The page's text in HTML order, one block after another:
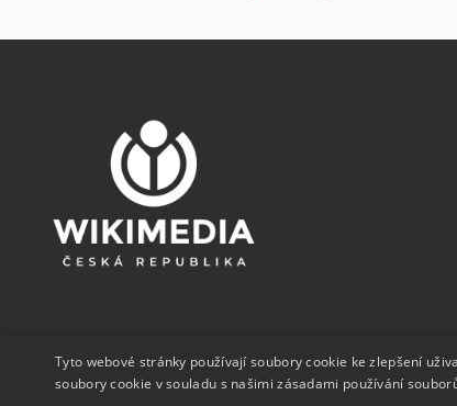
Tyto webové stránky používají soubory cookie ke zlepšení
soubory cookie v souladu s našimi zásadami používání